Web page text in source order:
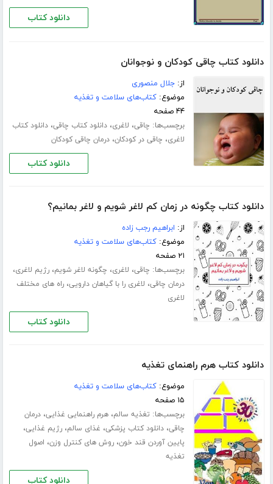
دانلود کتاب
دانلود کتاب چاقی کودکان و نوجوانان
از:جلال منصوری
موضوع:کتاب‌های سلامت و تغذیه
۴۴ صفحه
برچسب‌ها: چاقی، لاغری،دانلود کتاب چاقی،دانلود کتاب
لاغری، چاقی در کودکان،درمان چاقی کودکان
دانلود کتاب
دانلود کتاب چگونه در زمان کم لاغر شویم و لاغر بمانیم؟
از: ابراهیم رجب زاده
موضوع:کتاب‌های سلامت و تغذیه
۲۱ صفحه
برچسب‌ها: چاقی، لاغری، چگونه لاغر شویم،رژیم لاغری،
درمان چاقی، لاغری را با گیاهان دارویی،راه های مختلف
لاغری
دانلود کتاب
دانلود کتاب هرم راهنمای تغذیه
موضوع:کتاب‌های سلامت و تغذیه
۱۵ صفحه
برچسب‌ها: تغذیه سالم،هرم راهنمایی غذایی،درمان
چاقی،دانلود کتاب پزشکی، غذای سالم،رژیم غذایی،
پایین آوردن قند خون،روش های کنترل وزن، اصول
تغذیه
دانلود کتاب